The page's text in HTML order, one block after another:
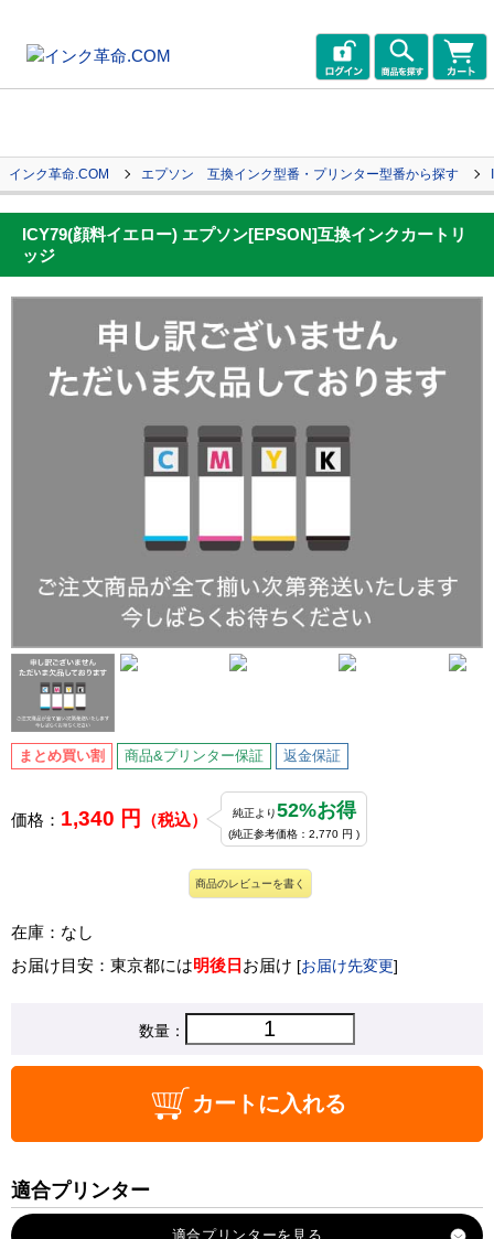
インク革命.COM エプソン 互換インク型番・プリンター型番から探す
ICY79(顔料イエロー) エプソン[EPSON]互換インクカートリ
ッジ
まとめ買い割 商品&プリンター保証 返金保証
価格： 1,340 円 （税込） 純正より52%お得
(純正参考価格：2,770 円 )
商品のレビューを書く
在庫：なし
お届け目安：東京都には明後日 お届け [お届け先変更]
数量：
カートに入れる
適合プリンター